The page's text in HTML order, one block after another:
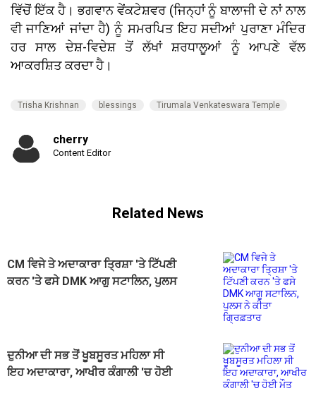
ਵਿੱਚੋਂ ਇੱਕ ਹੈ। ਭਗਵਾਨ ਵੇਂਕਟੇਸ਼ਵਰ (ਜਿਨ੍ਹਾਂ ਨੂੰ ਬਾਲਾਜੀ ਦੇ ਨਾਂ ਨਾਲ
ਵੀ ਜਾਣਿਆਂ ਜਾਂਦਾ ਹੈ) ਨੂੰ ਸਮਰਪਿਤ ਇਹ ਸਦੀਆਂ ਪੁਰਾਣਾ ਮੰਦਿਰ
ਹਰ ਸਾਲ ਦੇਸ਼-ਵਿਦੇਸ਼ ਤੋਂ ਲੱਖਾਂ ਸ਼ਰਧਾਲੂਆਂ ਨੂੰ ਆਪਣੇ ਵੱਲ
ਆਕਰਸ਼ਿਤ ਕਰਦਾ ਹੈ।
Trisha Krishnan blessings Tirumala Venkateswara Temple
cherry
Content Editor
Related News
CM ਵਿਜੇ ਤੇ ਅਦਾਕਾਰਾ ਤ੍ਰਿਸ਼ਾ 'ਤੇ ਟਿੱਪਣੀ
ਕਰਨ 'ਤੇ ਫਸੇ DMK ਆਗੂ ਸਟਾਲਿਨ, ਪੁਲਸ
ਦੁਨੀਆ ਦੀ ਸਭ ਤੋਂ ਖੂਬਸੂਰਤ ਮਹਿਲਾ ਸੀ
ਇਹ ਅਦਾਕਾਰਾ, ਆਖੀਰ ਕੰਗਾਲੀ 'ਚ ਹੋਈ